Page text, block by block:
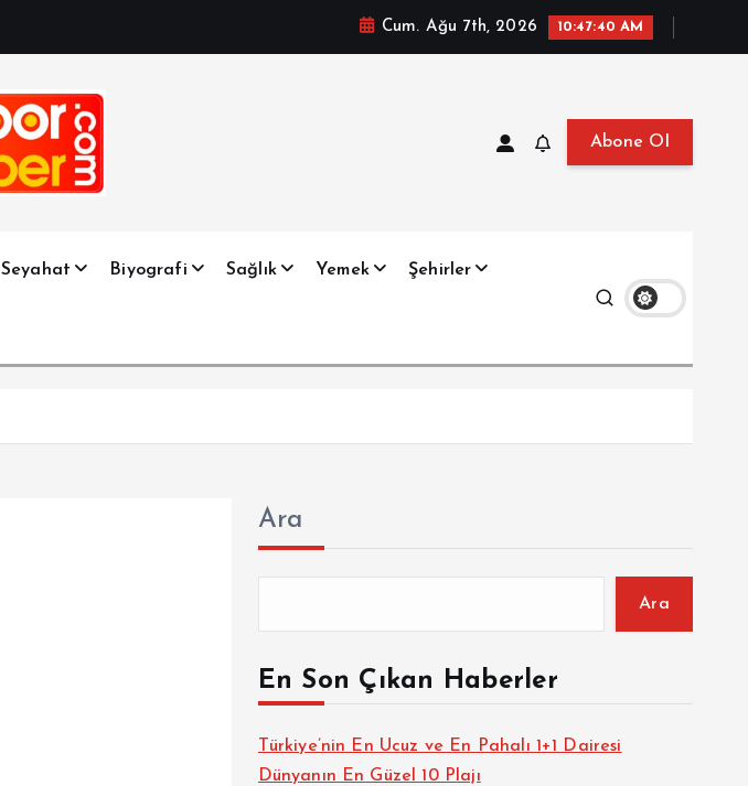
Cum. Ağu 7th, 2026 10:47:41 AM
Abone Ol
Seyahat Biyografi Sağlık Yemek Şehirler
Ara
Ara
En Son Çıkan Haberler
Türkiye’nin En Ucuz ve En Pahalı 1+1 Dairesi
Dünyanın En Güzel 10 Plajı